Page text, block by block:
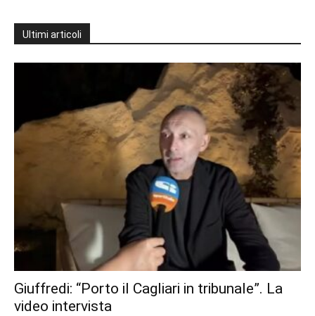
Ultimi articoli
Giuffredi: “Porto il Cagliari in tribunale”. La
video intervista